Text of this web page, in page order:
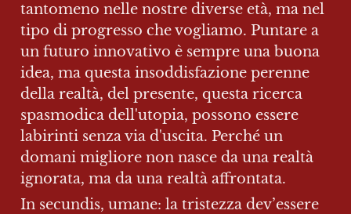
tantomeno nelle nostre diverse età, ma nel
tipo di progresso che vogliamo. Puntare a
un futuro innovativo è sempre una buona
idea, ma questa insoddisfazione perenne
della realtà, del presente, questa ricerca
spasmodica dell'utopia, possono essere
labirinti senza via d'uscita. Perché un
domani migliore non nasce da una realtà
ignorata, ma da una realtà affrontata.
In secundis, umane: la tristezza dev’essere